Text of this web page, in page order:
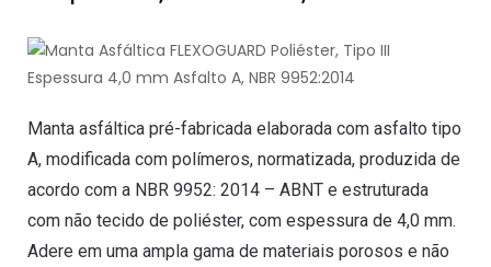
Manta asfáltica pré-fabricada elaborada com asfalto tipo
A, modificada com polímeros, normatizada, produzida de
acordo com a NBR 9952: 2014 – ABNT e estruturada
com não tecido de poliéster, com espessura de 4,0 mm.
Adere em uma ampla gama de materiais porosos e não